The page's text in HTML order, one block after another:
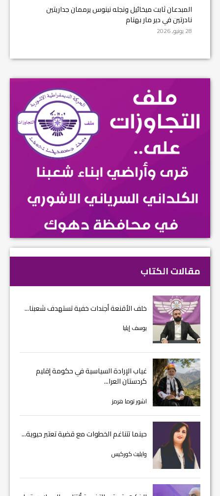
المبدعان ثابت ميخائيل ونجله نينوس يرممان جداريتين
نادرتين في دير مار بهنام
28 يونيو, 2026
مقالات الكتاب
خلف الأقنعة أجندات خفية تستهدف شعبنا...
يوسف إيليا
غياب الإرادة السياسية في حكومة إقليم
كردستان العرا...
اشور توما هرمز
حينما تتناغم الخطوات مع قضية تعتبر حيوية...
وايليت كوركيس